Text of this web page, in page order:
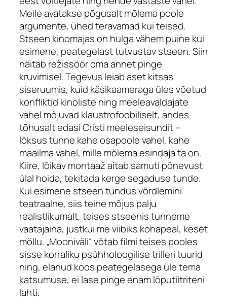
Meile avatakse põgusalt mõlema poole
argumente, ühed teravamad kui teised.
Stseen kinomajas on hulga vähem puine kui
esimene, peategelast tutvustav stseen. Siin
näitab režissöör oma annet pinge
kruvimisel. Tegevus leiab aset kitsas
siseruumis, kuid käsikaameraga üles võetud
konfliktid kinoliste ning meeleavaldajate
vahel mõjuvad klaustrofoobiliselt, andes
tõhusalt edasi Cristi meeleseisundit –
lõksus tunne kahe osapoole vahel, kahe
maailma vahel, mille mõlema esindaja ta on.
Kiire, lõikav montaaž aitab samuti põnevust
ülal hoida, tekitada kerge segaduse tunde.
Kui esimene stseen tundus võrdlemini
teatraalne, siis teine mõjus palju
realistlikumalt, teises stseenis tunneme
vaatajaina, justkui me viibiks kohapeal, keset
möllu. „Mooniväli“ võtab filmi teises pooles
sisse korraliku psühholoogilise trilleri tuurid
ning, elanud koos peategelasega üle tema
katsumuse, ei lase pinge enam lõputiitriteni
lahti.